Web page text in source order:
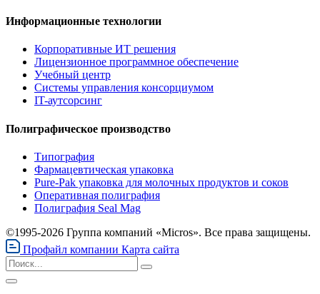
Информационные технологии
Корпоративные ИТ решения
Лицензионное программное обеспечение
Учебный центр
Системы управления консорциумом
IT-аутсорсинг
Полиграфическое производство
Типография
Фармацевтическая упаковка
Pure-Pak упаковка для молочных продуктов и соков
Оперативная полиграфия
Полиграфия Seal Mag
©1995-2026 Группа компаний «Micros». Все права защищены.
Профайл компании Карта сайта